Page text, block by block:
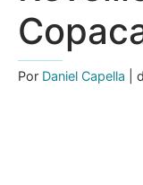
Por Daniel Capella |